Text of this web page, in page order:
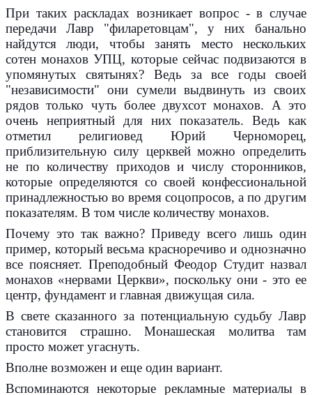
При таких раскладах возникает вопрос - в случае
передачи Лавр "филаретовцам", у них банально
найдутся люди, чтобы занять место нескольких
сотен монахов УПЦ, которые сейчас подвизаются в
упомянутых святынях? Ведь за все годы своей
"независимости" они сумели выдвинуть из своих
рядов только чуть более двухсот монахов. А это
очень неприятный для них показатель. Ведь как
отметил религиовед Юрий Черноморец,
приблизительную силу церквей можно определить
не по количеству приходов и числу сторонников,
которые определяются со своей конфессиональной
принадлежностью во время соцопросов, а по другим
показателям. В том числе количеству монахов.
Почему это так важно? Приведу всего лишь один
пример, который весьма красноречиво и однозначно
все поясняет. Преподобный Феодор Студит назвал
монахов «нервами Церкви», поскольку они - это ее
центр, фундамент и главная движущая сила.
В свете сказанного за потенциальную судьбу Лавр
становится страшно. Монашеская молитва там
просто может угаснуть.
Вполне возможен и еще один вариант.
Вспоминаются некоторые рекламные материалы в